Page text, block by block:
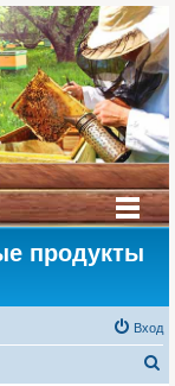
продукты
Вход